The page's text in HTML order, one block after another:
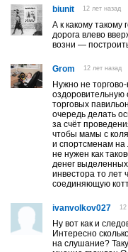
biunit 12 лет назад
А к какому такому
дорога влево
возни —
Grom 12 лет назад
Нужно не
оздоровительную
торговых
очередь делать
за счёт
чтобы мамы с
и спортсменам
не нужен как
денег
инвестора то лет
соединяющую
ivanvolkov027 12
Ну вот как и
Интересно
на слушание?